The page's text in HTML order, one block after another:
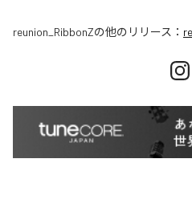
reunion_RibbonZの他のリリース：